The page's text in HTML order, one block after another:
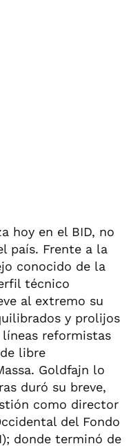
hoy en el BID, no
país. Frente a la
conocido de la
técnico
al extremo su
y prolijos
reformistas
libre
Goldfajn lo
duró su breve,
como director
del Fondo
donde terminó de